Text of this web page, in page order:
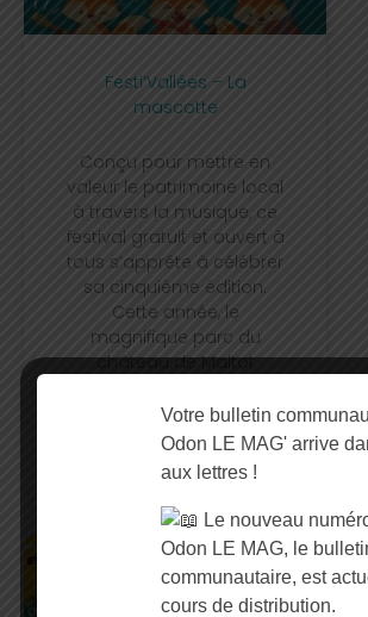
Festi’Vallées – La
mascotte
Conçu pour mettre en
valeur le patrimoine local
à travers la musique, ce
festival gratuit et ouvert à
tous s’apprête à célébrer
sa cinquième édition.
Cette année, le
magnifique parc du
château de Maltot
offrir une expérience
musicale unique le
samedi 4 juillet.
Déchets Ménagers
Votre bulletin
Odon LE MAG' arrive
aux lettres !
Le nouveau
Odon LE MAG, le
communautaire, est
cours de distribution.